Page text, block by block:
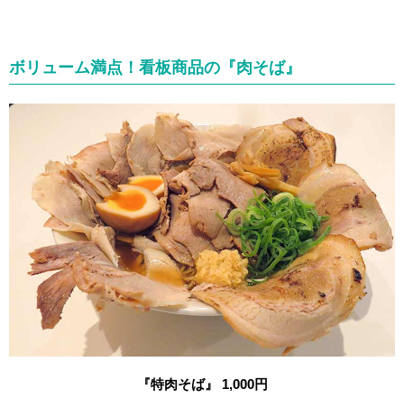
ボリューム満点！看板商品の『肉そば』
『特肉そば』 1,000円